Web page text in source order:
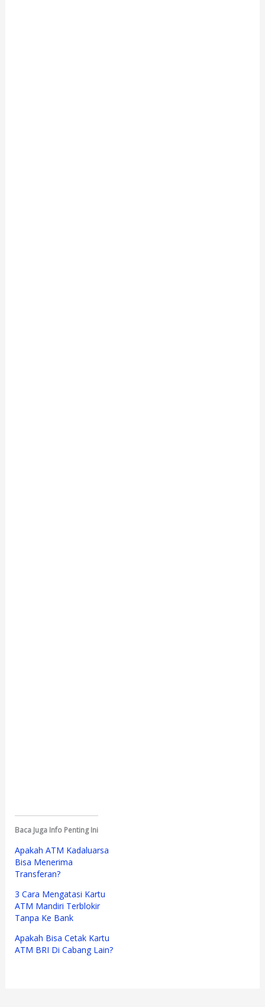
Baca Juga Info Penting Ini
Apakah ATM Kadaluarsa
Bisa Menerima
Transferan?
3 Cara Mengatasi Kartu
ATM Mandiri Terblokir
Tanpa Ke Bank
Apakah Bisa Cetak Kartu
ATM BRI Di Cabang Lain?